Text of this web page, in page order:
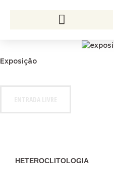
Exposição
HETEROCLITOLOGIA